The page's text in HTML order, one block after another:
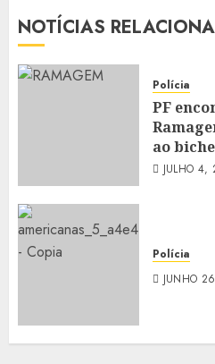
NOTÍCIAS
Polícia
PF
ao
JULHO 4,
Polícia
JUNHO